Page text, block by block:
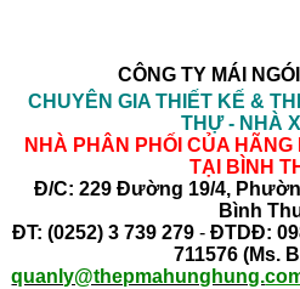
CÔNG TY MÁI
CHUYÊN GIA THIẾT KẾ &
THỰ - NHÀ
NHÀ PHÂN PHỐI CỦA
TẠI BÌNH
Đ/C: 229 Đường 19/4,
Bình
ĐT: (0252) 3 739 279 - ĐTDĐ:
711576 (Ms.
quanly@thepmahunghung.